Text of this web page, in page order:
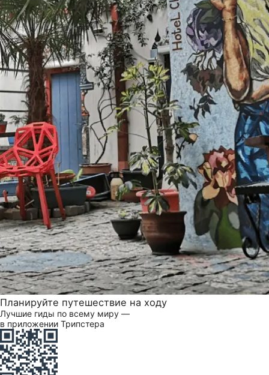
Планируйте путешествие на ходу
Лучшие гиды по всему миру —
в приложении Трипстера